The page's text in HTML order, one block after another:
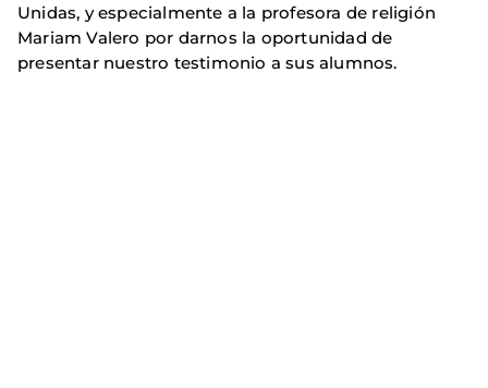
Unidas, y especialmente a la profesora de religión
Mariam Valero por darnos la oportunidad de
presentar nuestro testimonio a sus alumnos.